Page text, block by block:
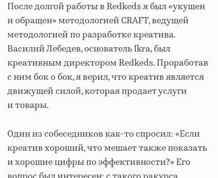
После долгой работы в Redkeds я был «укушен
и обращен» методологией CRAFT, ведущей
методологией по разработке креатива.
Василий Лебедев, основатель Ikra, был
креативным директором Redkeds. Проработав
с ним бок о бок, я верил, что креатив является
движущей силой, которая продает услуги
и товары.
Один из собеседников как-то спросил: «Если
креатив хороший, что мешает также показать
и хорошие цифры по эффективности?» Его